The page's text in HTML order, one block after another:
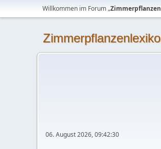
Willkommen im Forum „
06. August 2026, 09:42:30